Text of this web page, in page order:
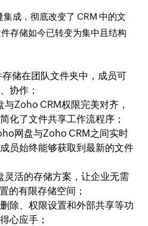
成，彻底改变了 CRM 中的文
存储如今已转变为集中且结构
存储在团队文件夹中，成员可
协作；
与Zoho CRM权限完美对齐，
化了文件共享工作流程序；
网盘与Zoho CRM之间实时
员始终能够获取到最新的文件
灵活的存储方案，让企业无需
的有限存储空间；
删除、权限设置和外部共享等功
心应手；